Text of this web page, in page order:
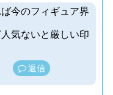
今のフィギュア界
気ないと厳しい印
返信